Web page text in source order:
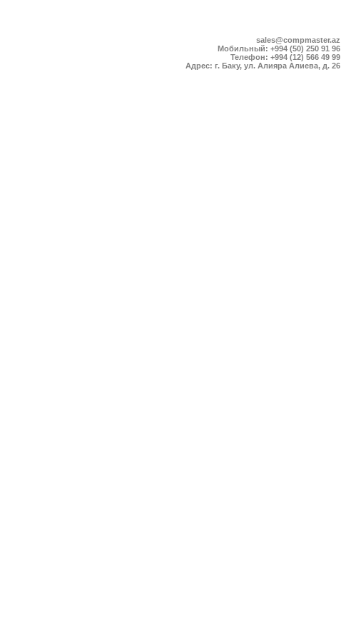
sales@compmaster.az
Мобильный: +994 (50) 250 91 96
Телефон: +994 (12) 566 49 99
Адрес: г. Баку, ул. Алияра Алиева, д. 26